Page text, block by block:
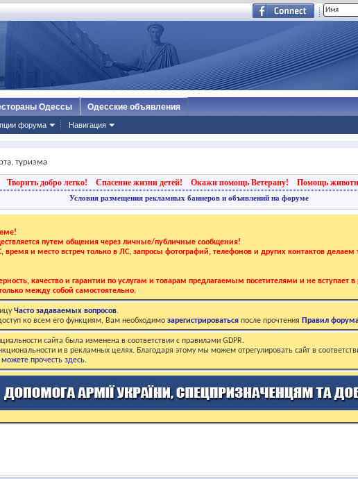
форума Навигация
Одессы Одесские объявления
туризма
Творить добро легко! Спасение жизни детей! Окажи помощь Ветерану! Помощь
Условия размещения рекламных баннеров и объявлений на форуме
путем общения через личные/публичные сообщения!
время и место встреч только в ЛС, запросы фотографий, телефонов и других контактов
качество и гарантии по услугам и товарам предлагаемым посетителями и не
между собой самостоятельно.
Часто задаваемых вопросов.
ко всем его функциям, Вам необходимо зарегистрироваться после прочтения Правил
сайта была изменена в соответствии с правилами GDPR.
и в рекламных целях. Благодаря этому мы можем отрегулировать сайт в
прочесть здесь.